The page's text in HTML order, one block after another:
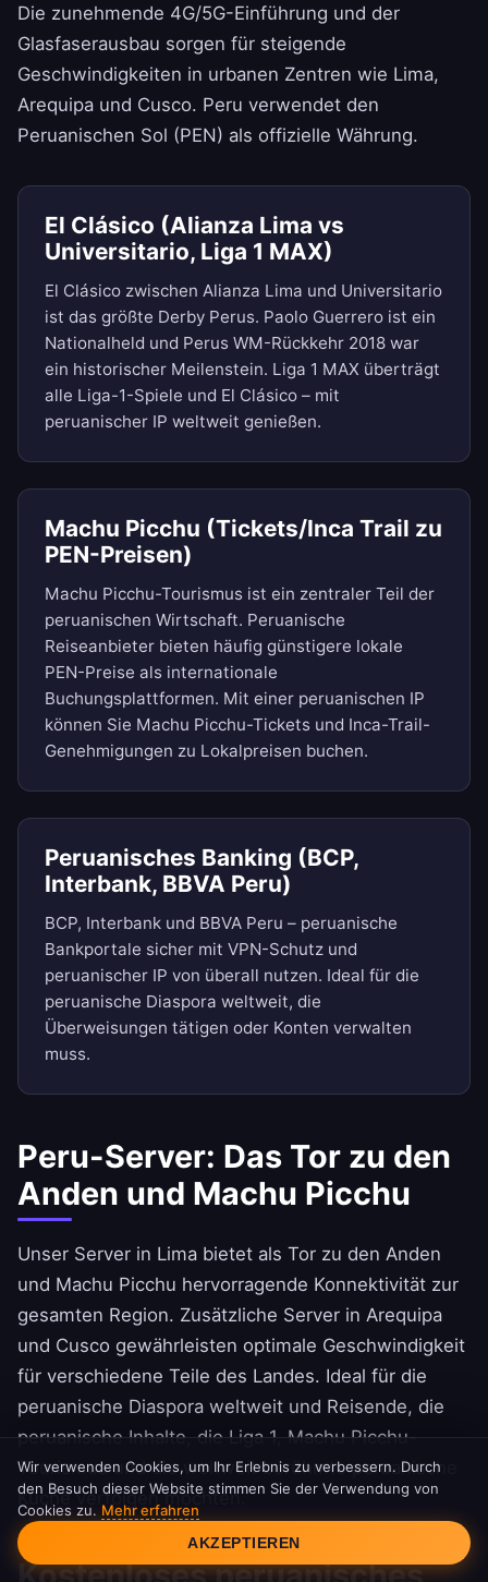
Die zunehmende 4G/5G-Einführung und der
Glasfaserausbau sorgen für steigende
Geschwindigkeiten in urbanen Zentren wie Lima,
Arequipa und Cusco. Peru verwendet den
Peruanischen Sol (PEN) als offizielle Währung.
El Clásico (Alianza Lima vs
Universitario, Liga 1 MAX)
El Clásico zwischen Alianza Lima und Universitario
ist das größte Derby Perus. Paolo Guerrero ist ein
Nationalheld und Perus WM-Rückkehr 2018 war
ein historischer Meilenstein. Liga 1 MAX überträgt
alle Liga-1-Spiele und El Clásico – mit
peruanischer IP weltweit genießen.
Machu Picchu (Tickets/Inca Trail zu
PEN-Preisen)
Machu Picchu-Tourismus ist ein zentraler Teil der
peruanischen Wirtschaft. Peruanische
Reiseanbieter bieten häufig günstigere lokale
PEN-Preise als internationale
Buchungsplattformen. Mit einer peruanischen IP
können Sie Machu Picchu-Tickets und Inca-Trail-
Genehmigungen zu Lokalpreisen buchen.
Peruanisches Banking (BCP,
Interbank, BBVA Peru)
BCP, Interbank und BBVA Peru – peruanische
Bankportale sicher mit VPN-Schutz und
peruanischer IP von überall nutzen. Ideal für die
peruanische Diaspora weltweit, die
Überweisungen tätigen oder Konten verwalten
muss.
Peru-Server: Das Tor zu den
Anden und Machu Picchu
Unser Server in Lima bietet als Tor zu den Anden
und Machu Picchu hervorragende Konnektivität zur
gesamten Region. Zusätzliche Server in Arequipa
und Cusco gewährleisten optimale Geschwindigkeit
für verschiedene Teile des Landes. Ideal für die
peruanische Diaspora weltweit und Reisende, die
peruanische Inhalte, die Liga 1, Machu Picchu-
Tourismus und die weltweit berühmte peruanische
Küche verfolgen möchten.
Cookie-Einwilligung
Wir verwenden Cookies, um Ihr Erlebnis zu verbessern. Durch
den Besuch dieser Website stimmen Sie der Verwendung von
Cookies zu. Mehr erfahren
AKZEPTIEREN